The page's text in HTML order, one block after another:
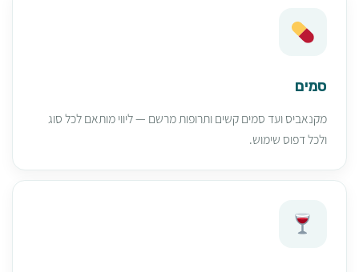
סמים
מקנאביס ועד סמים קשים ותרופות מרשם — ליווי מותאם לכל סוג
ולכל דפוס שימוש.